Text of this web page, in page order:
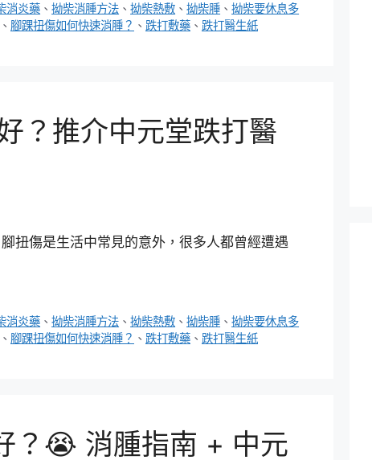
消炎藥 、拗柴消腫方法 、拗柴熱敷 、拗柴腫 、拗柴要休息多
、 腳踝扭傷如何快速消腫？ 、 跌打敷藥 、 跌打醫生紙
？推介中元堂跌打醫
扭傷是生活中常見的意外，很多人都曾經遭遇
消炎藥 、拗柴消腫方法 、拗柴熱敷 、拗柴腫 、拗柴要休息多
、 腳踝扭傷如何快速消腫？ 、 跌打敷藥 、 跌打醫生紙
？😭 消腫指南 + 中元